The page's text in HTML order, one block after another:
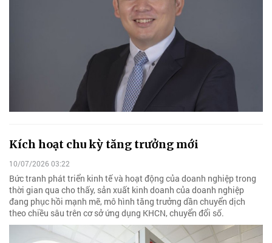
Kích hoạt chu kỳ tăng trưởng mới
10/07/2026 03:22
Bức tranh phát triển kinh tế và hoạt động của doanh nghiệp trong
thời gian qua cho thấy, sản xuất kinh doanh của doanh nghiệp
đang phục hồi mạnh mẽ, mô hình tăng trưởng dần chuyển dịch
theo chiều sâu trên cơ sở ứng dụng KHCN, chuyển đổi số.